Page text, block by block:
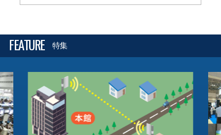
FEATURE 特集